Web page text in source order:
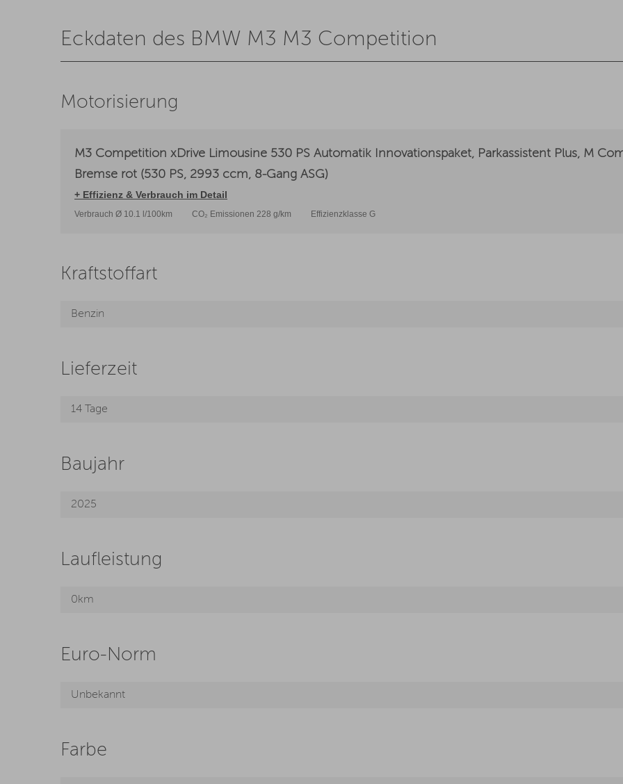
Eckdaten des BMW M3 M3 Competition
Motorisierung
M3 Competition xDrive Limousine 530 PS Automatik Innovationspaket, Parkassistent Plus, M
Bremse rot (530 PS, 2993 ccm, 8-Gang ASG)
+ Effizienz & Verbrauch im Detail
Verbrauch Ø 10.1 l/100km CO₂ Emissionen 228 g/km Effizienzklasse G
Kraftstoffart
Benzin
Lieferzeit
14 Tage
Baujahr
2025
Laufleistung
0km
Euro-Norm
Unbekannt
Farbe